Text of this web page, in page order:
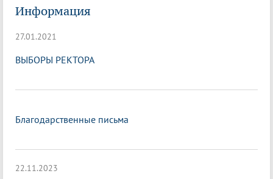
Информация
27.01.2021
ВЫБОРЫ РЕКТОРА
Благодарственные письма
22.11.2023